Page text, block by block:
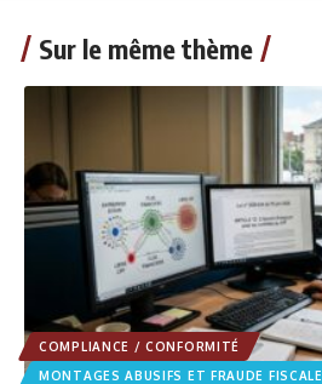
Sur le même thème
COMPLIANCE / CONFORMITÉ
MONTAGES ABUSIFS ET FRAUDE FISCALE